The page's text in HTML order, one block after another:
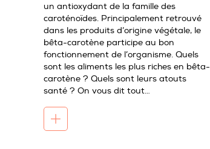
un antioxydant de la famille des
caroténoïdes. Principalement retrouvé
dans les produits d’origine végétale, le
bêta-carotène participe au bon
fonctionnement de l’organisme. Quels
sont les aliments les plus riches en bêta-
carotène ? Quels sont leurs atouts
santé ? On vous dit tout…